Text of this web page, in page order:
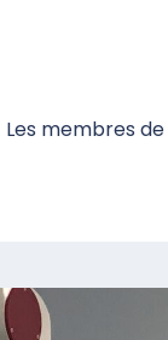
Les membres